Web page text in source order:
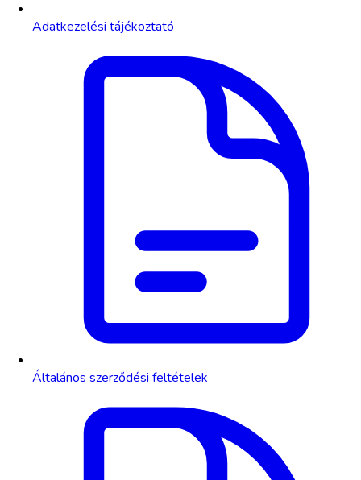
Adatkezelési tájékoztató
Általános szerződési feltételek